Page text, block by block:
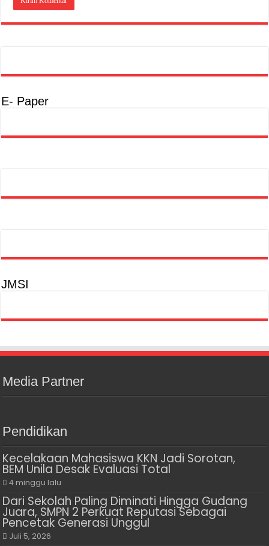
E- Paper
JMSI
Media Partner
Pendidikan
Kecelakaan Mahasiswa KKN Jadi Sorotan,
BEM Unila Desak Evaluasi Total
4 minggu lalu
Dari Sekolah Paling Diminati Hingga Gudang
Juara, SMPN 2 Perkuat Reputasi Sebagai
Pencetak Generasi Unggul
Juli 5, 2026